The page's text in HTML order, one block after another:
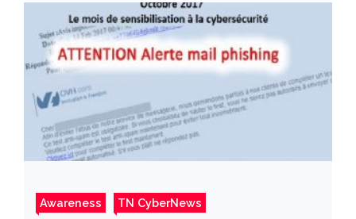
Awareness TN CyberNews